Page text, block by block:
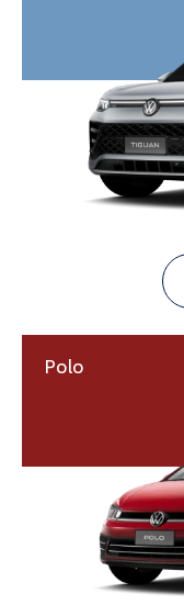
Polo